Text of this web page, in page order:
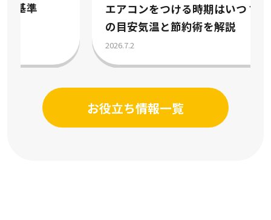
エアコンをつける時期はいつ？冷房暖房
の目安気温と節約術を解説
お役立ち情報一覧